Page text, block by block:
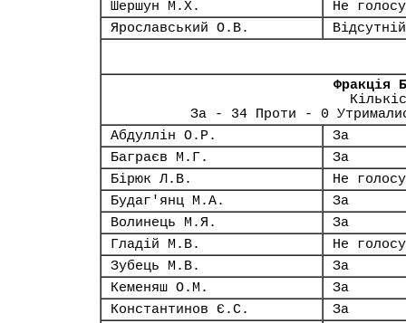
Шершун М.Х.
Не
Ярославський О.В.
Відсутній
Фракція
За - 34 Проти - 0
Абдуллін О.Р.
За
Баграєв М.Г.
За
Бірюк Л.В.
Не
Будаг'янц М.А.
За
Волинець М.Я.
За
Гладій М.В.
Не
Зубець М.В.
За
Кеменяш О.М.
За
Константинов Є.С.
За